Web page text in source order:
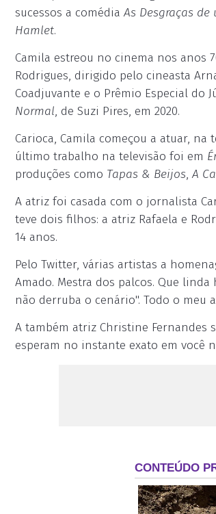
sucessos a comédia As Desgraças de
Hamlet.
Camila estreou no cinema nos anos
Rodrigues, dirigido pelo cineasta
Coadjuvante e o Prêmio Especial do
Normal, de Suzi Pires, em 2020.
Carioca, Camila começou a atuar, na
último trabalho na televisão foi em
produções como Tapas & Beijos,A
A atriz foi casada com o jornalista
teve dois filhos: a atriz Rafaela e
14 anos.
Pelo Twitter, várias artistas a
Amado. Mestra dos palcos. Que
não derruba o cenário". Todo o meu
A também atriz Christine Fernandes
esperam no instante exato em você